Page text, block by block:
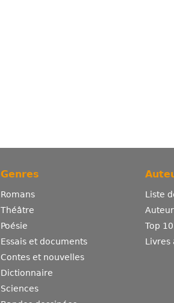
Genres
Romans
Théâtre
Poésie
Essais et documents
Contes et nouvelles
Dictionnaire
Sciences
Liste
Top
Livres